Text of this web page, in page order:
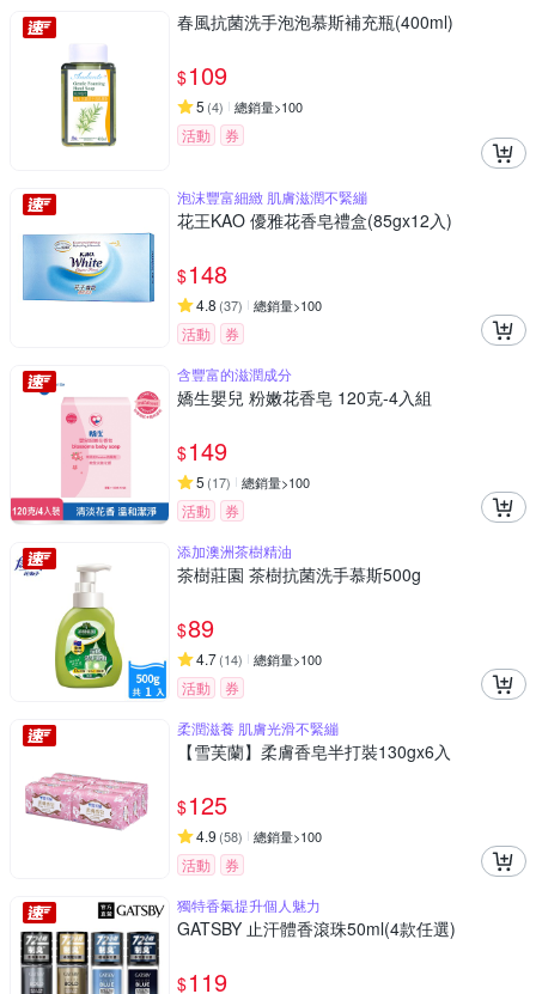
春風抗菌洗手泡泡慕斯補充瓶(400ml)
$109
5 (4) 總銷量>100
活動 券
泡沫豐富細緻 肌膚滋潤不緊繃
花王KAO 優雅花香皂禮盒(85gx12入)
$148
4.8 (37) 總銷量>100
活動
券
含豐富的滋潤成分
嬌生嬰兒 粉嫩花香皂 120克-4入組
$149
5 (17) 總銷量>100
活動
券
添加澳洲茶樹精油
茶樹莊園 茶樹抗菌洗手慕斯500g
$89
4.7(14) 總銷量>100
活動
券
柔潤滋養 肌膚光滑不緊繃
【雪芙蘭】柔膚香皂半打裝130gx6入
$125
4.9 (58) 總銷量>100
活動
券
獨特香氣提升個人魅力
GATSBY 止汗體香滾珠50ml(4款任選)
$119